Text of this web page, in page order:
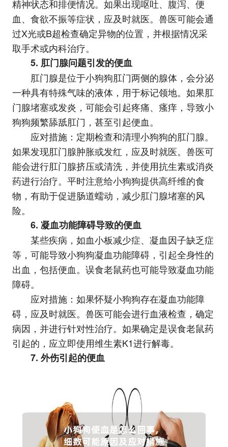
精神状态和排便情况。如果出现呕吐、腹泻、便
血、食欲不振等症状，应及时就医。兽医可能会通
过X光或B超检查确定异物的位置，并根据情况采
取手术或内科治疗。
5. 肛门腺问题引发的便血
肛门腺是位于小狗狗肛门两侧的腺体，会分泌
一种具有特殊气味的液体，用于标记领地。如果肛
门腺堵塞或发炎，可能会引起疼痛、瘙痒，导致小
狗狗频繁舔舐肛门，甚至引起便血。
应对措施：定期检查和清理小狗狗的肛门腺。
如果发现肛门腺肿胀或发红，应及时就医。兽医可
能会进行肛门腺挤压或清洗，并使用抗生素或消炎
药进行治疗。平时注意给小狗狗提供高纤维的食
物，有助于促进肠道蠕动，减少肛门腺堵塞的风
险。
6. 凝血功能障碍导致的便血
某些疾病，如血小板减少症、凝血因子缺乏症
等，可能导致小狗狗凝血功能障碍，引起全身性的
出血，包括便血。误食老鼠药也可能导致凝血功能
障碍。
应对措施：如果怀疑小狗狗存在凝血功能障
碍，应及时就医。兽医可能会进行血液检查，确定
病因，并进行针对性治疗。如果确定是误食老鼠药
引起的，应立即使用维生素K1进行解毒。
7. 外伤引起的便血